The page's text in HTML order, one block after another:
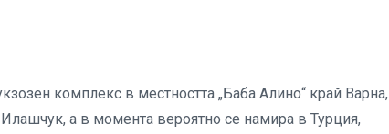
комплекс в местността „Баба Алино“ край Варна,
а в момента вероятно се намира в Турция,